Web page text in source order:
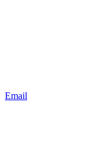
Email